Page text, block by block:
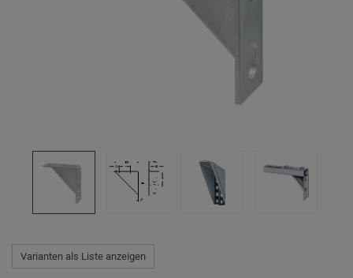
Varianten als Liste anzeigen